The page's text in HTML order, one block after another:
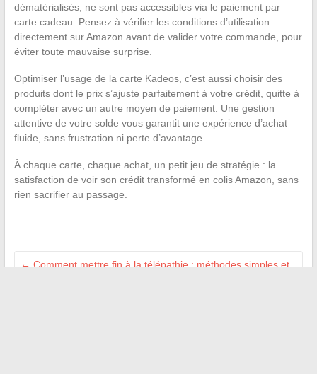
dématérialisés, ne sont pas accessibles via le paiement par
carte cadeau. Pensez à vérifier les conditions d’utilisation
directement sur Amazon avant de valider votre commande, pour
éviter toute mauvaise surprise.
Optimiser l’usage de la carte Kadeos, c’est aussi choisir des
produits dont le prix s’ajuste parfaitement à votre crédit, quitte à
compléter avec un autre moyen de paiement. Une gestion
attentive de votre solde vous garantit une expérience d’achat
fluide, sans frustration ni perte d’avantage.
À chaque carte, chaque achat, un petit jeu de stratégie : la
satisfaction de voir son crédit transformé en colis Amazon, sans
rien sacrifier au passage.
← Comment mettre fin à la télépathie : méthodes simples et